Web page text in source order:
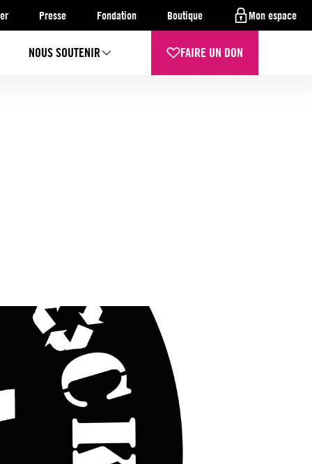
Presse Fondation Boutique Mon espace
NOUS SOUTENIR FAIRE UN DON